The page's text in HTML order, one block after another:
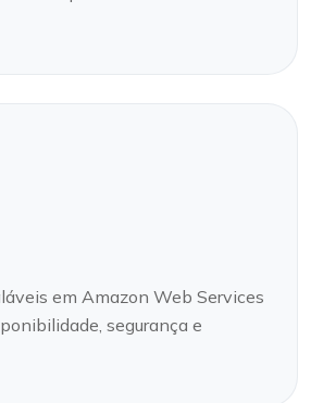
em Amazon Web Services
segurança e